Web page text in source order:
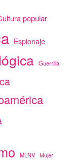
popular
Espionaje
Guerrilla
MLNV Mujer